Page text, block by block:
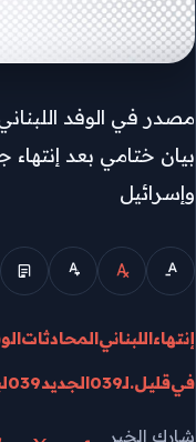
مصدر في الوفد
بيان ختامي بعد إنتهاء
وإسرائيل
إنتهاءاللبنانيالمحادثات
فيقليل.لـ039الجديد039
شارك الخبر